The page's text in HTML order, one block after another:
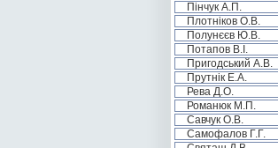
Пінчук А.П.
Плотніков О.В.
Полунєєв Ю.В.
Потапов В.І.
Пригодський А.В.
Прутнік Е.А.
Рева Д.О.
Романюк М.П.
Савчук О.В.
Самофалов Г.Г.